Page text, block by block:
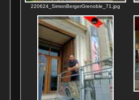
220624_SimonBergerGrenoble_71.jpg